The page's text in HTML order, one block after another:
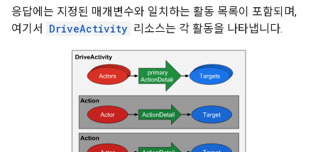
응답에는 지정된 매개변수와 일치하는 활동 목록이 포함되며,
여기서
DriveActivity 리소스는 각 활동을 나타냅니다.